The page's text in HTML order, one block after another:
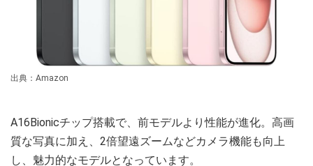
出典：Amazon
A16Bionicチップ搭載で、前モデルより性能が進化。高画
質な写真に加え、2倍望遠ズームなどカメラ機能も向上
し、魅力的なモデルとなっています。